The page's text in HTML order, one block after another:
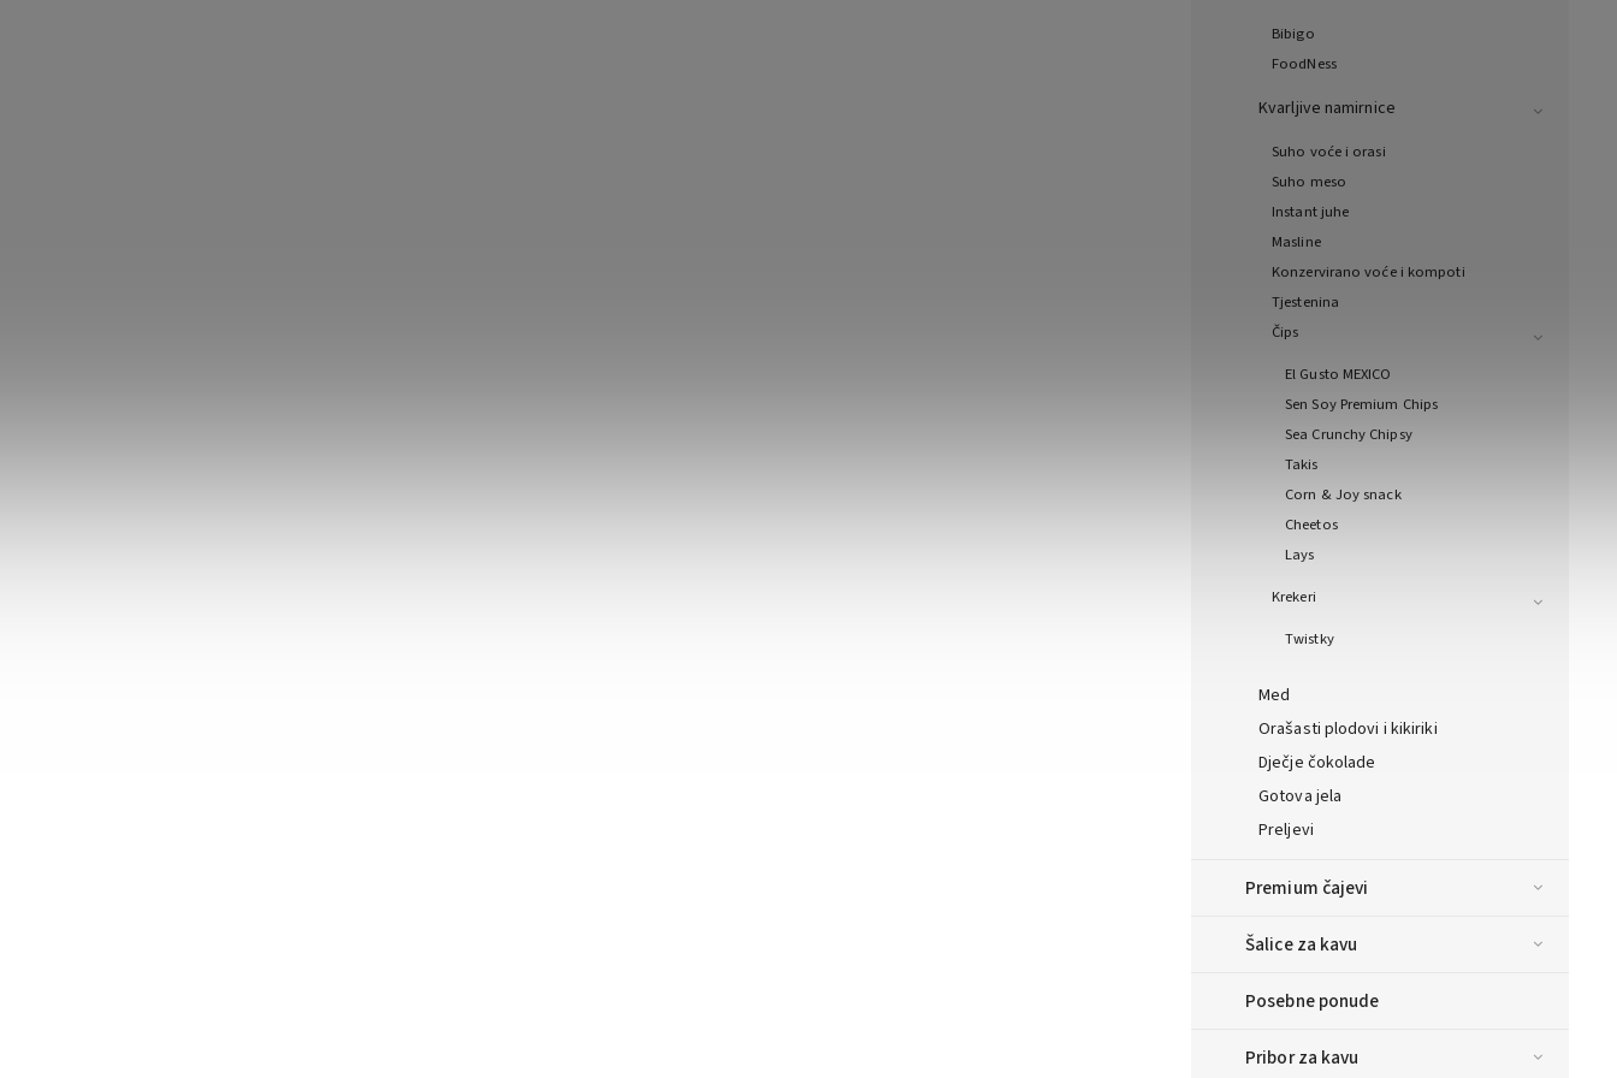
Bibigo
FoodNess
Kvarljive namirnice
Suho voće i orasi
Suho meso
Instant juhe
Masline
Konzervirano voće i kompoti
Tjestenina
Čips
El Gusto MEXICO
Sen Soy Premium Chips
Sea Crunchy Chipsy
Takis
Corn & Joy snack
Cheetos
Lays
Krekeri
Twistky
Med
Orašasti plodovi i kikiriki
Dječje čokolade
Gotova jela
Preljevi
Premium čajevi
Šalice za kavu
Posebne ponude
Pribor za kavu